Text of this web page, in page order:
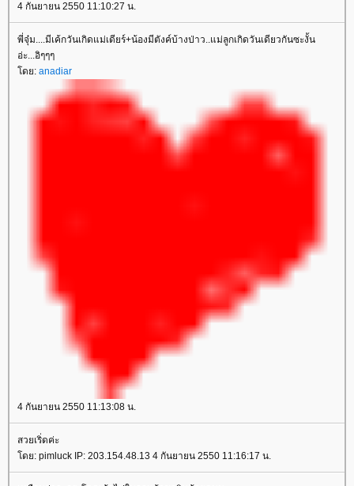
4 กันยายน 2550 11:10:27 น.
พี่จุ๋ม....มีเค้กวันเกิดแม่เดียร์+น้องมีตังค์บ้างป่าว..แม่ลูกเกิดวันเดียวกันซะงั้น
อ่ะ...อิๆๆๆ
โดย: anadiar
4 กันยายน 2550 11:13:08 น.
สวยเริ่ดค่ะ
โดย: pimluck IP: 203.154.48.13 4 กันยายน 2550 11:16:17 น.